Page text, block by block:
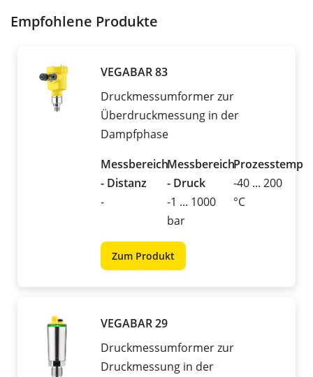
Empfohlene Produkte
VEGABAR 83
Druckmessumformer zur
Überdruckmessung in der
Dampfphase
Messbereich
- Distanz
-
Messbereich
- Druck
-1 ... 1000
bar
-40 ... 200
°C
Zum Produkt
VEGABAR 29
Druckmessumformer zur
Druckmessung in der